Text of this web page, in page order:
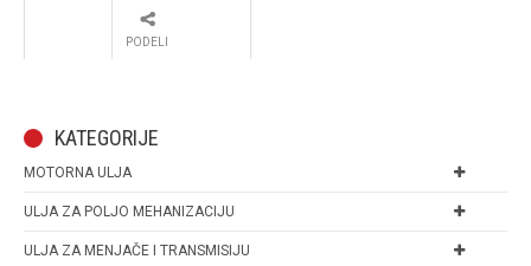
PODELI
KATEGORIJE
MOTORNA ULJA
ULJA ZA POLJO MEHANIZACIJU
ULJA ZA MENJAČE I TRANSMISIJU